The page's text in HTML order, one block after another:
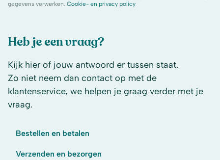
Heb je een vraag?
Kijk hier of jouw antwoord er tussen staat.
Zo niet neem dan contact op met de
klantenservice, we helpen je graag verder met je
vraag.
Bestellen en betalen
Verzenden en bezorgen
gegevens verwerken. Cookie- en privacy policy